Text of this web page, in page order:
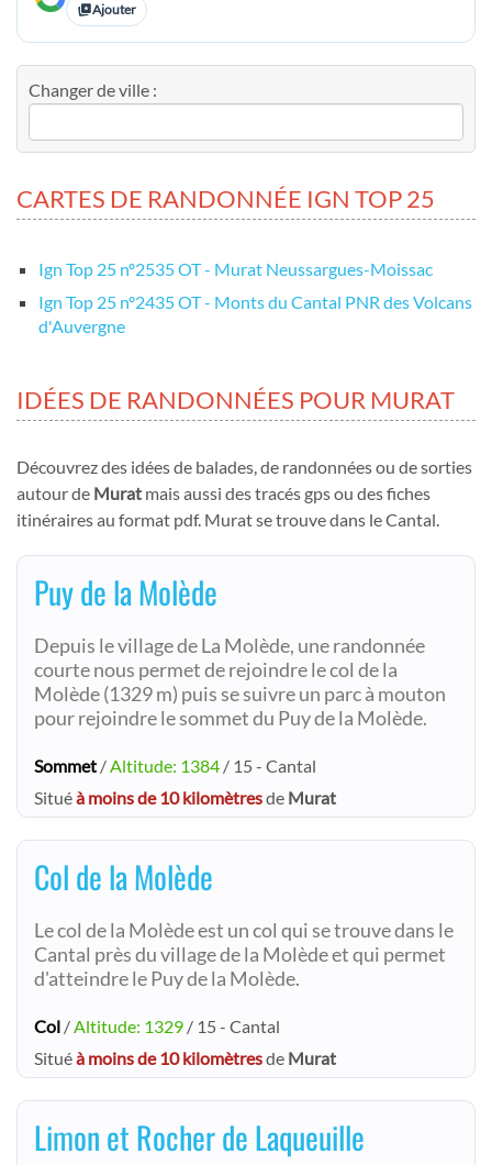
Ajouter
Changer de ville :
CARTES DE RANDONNÉE IGN TOP 25
Ign Top 25 nº2535 OT - Murat Neussargues-Moissac
Ign Top 25 nº2435 OT - Monts du Cantal PNR des Volcans
d'Auvergne
IDÉES DE RANDONNÉES POUR MURAT
Découvrez des idées de balades, de randonnées ou de sorties
autour de Murat mais aussi des tracés gps ou des fiches
itinéraires au format pdf. Murat se trouve dans le Cantal.
Puy de la Molède
Depuis le village de La Molède, une randonnée
courte nous permet de rejoindre le col de la
Molède (1329 m) puis se suivre un parc à mouton
pour rejoindre le sommet du Puy de la Molède.
Sommet /Altitude: 1384 / 15 - Cantal
Situéà moins de 10 kilomètresde Murat
Col de la Molède
Le col de la Molède est un col qui se trouve dans le
Cantal près du village de la Molède et qui permet
d'atteindre le Puy de la Molède.
Col /Altitude: 1329 / 15 - Cantal
Situéà moins de 10 kilomètresde Murat
Limon et Rocher de Laqueuille